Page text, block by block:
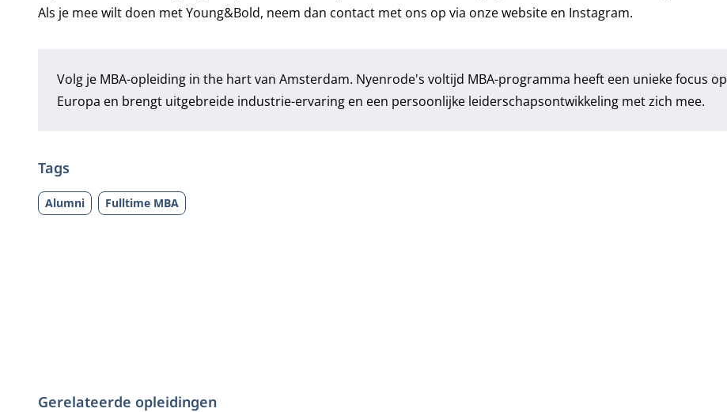
Als je mee wilt doen met Young&Bold, neem dan contact met ons op via onzewebsiteen Instagram.
Volg je MBA-opleiding in the hart van Amsterdam. Nyenrode's voltijd MBA-programma heeft een unieke focus op
Europa en brengt uitgebreide industrie-ervaring en een persoonlijke leiderschapsontwikkeling met zich mee.
Tags
Alumni Fulltime MBA
Gerelateerde opleidingen